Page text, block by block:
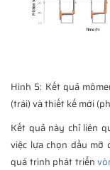
Hình 5: Kết quả
(trái) và thiết kế mới
Kết quả này chỉ liên
việc lựa chọn dầu
quá trình phát triển